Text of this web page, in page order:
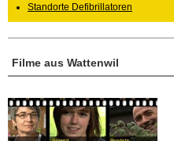
Filme aus Wattenwil
Standorte Defibrillatoren